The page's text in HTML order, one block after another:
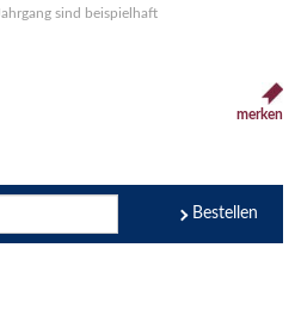
sind beispielhaft
merken
Bestellen